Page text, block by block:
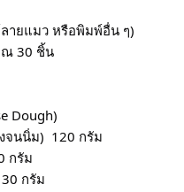
ายแมว หรือพิมพ์อื่น ๆ)
30 ชิ้น
Dough)
จนนิ่ม)  120 กรัม
กรัม
กรัม